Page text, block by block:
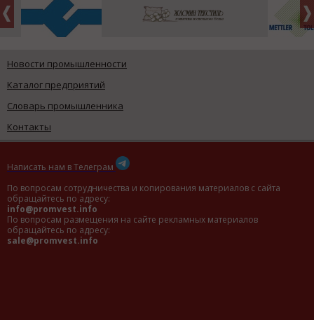
Новости промышленности
Каталог предприятий
Словарь промышленника
Контакты
Написать нам в Телеграм
По вопросам сотрудничества и копирования материалов с сайта
обращайтесь по адресу:
info@promvest.info
По вопросам размещения на сайте рекламных материалов
обращайтесь по адресу:
sale@promvest.info